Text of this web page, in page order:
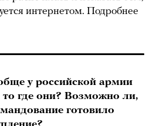
интернетом. Подробнее
у российской армии
то где они? Возможно ли,
готовило